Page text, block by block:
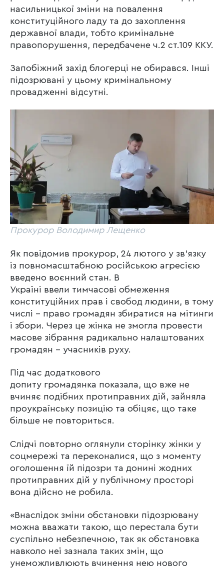
насильницької зміни на повалення
конституційного ладу та до захоплення
державної влади, тобто кримінальне
правопорушення, передбачене ч.2 ст.109 ККУ.
Запобіжний захід блогерці не обирався. Інші
підозрювані у цьому кримінальному
провадженні відсутні.
Прокурор Володимир Лещенко
Як повідомив прокурор, 24 лютого у зв’язку
із повномасштабною російською агресією
введено воєнний стан. В
Україні ввели тимчасові обмеження
конституційних прав і свобод людини, в тому
числі – право громадян збиратися на мітинги
і збори. Через це жінка не змогла провести
масове зібрання радикально налаштованих
громадян – учасників руху.
Під час додаткового
допиту громадянка показала, що вже не
вчиняє подібних протиправних дій, зайняла
проукраїнську позицію та обіцяє, що таке
більше не повториться.
Слідчі повторно оглянули сторінку жінки у
соцмережі та переконалися, що з моменту
оголошення їй підозри та донині жодних
протиправних дій у публічному просторі
вона дійсно не робила.
«Внаслідок зміни обстановки підозрювану
можна вважати такою, що перестала бути
суспільно небезпечною, так як обстановка
навколо неї зазнала таких змін, що
унеможливлюють вчинення нею нового